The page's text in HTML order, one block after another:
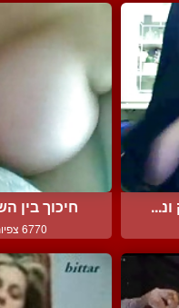
חיכוך בין
6770 צפיות